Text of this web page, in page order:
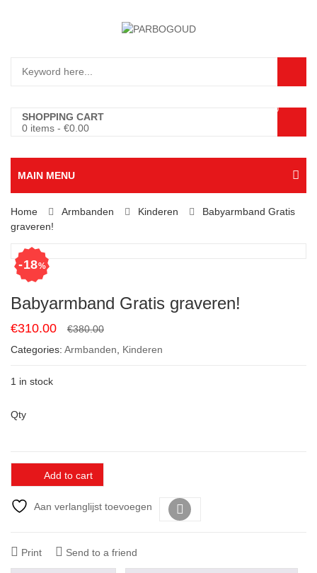
SHOPPING CART
0 items - €0.00
0
MAIN MENU
Home Armbanden Kinderen
Babyarmband Gratis
graveren!
18%
Babyarmband Gratis graveren!
€380.00Original
price
€310.00
Current
price
Categories: Armbanden, Kinderen
1 in stock
Qty
Add to cart
Aan verlanglijst toevoegen
Print Send to a friend